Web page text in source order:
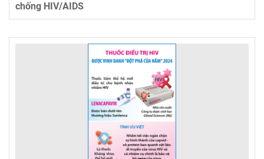
chống HIV/AIDS